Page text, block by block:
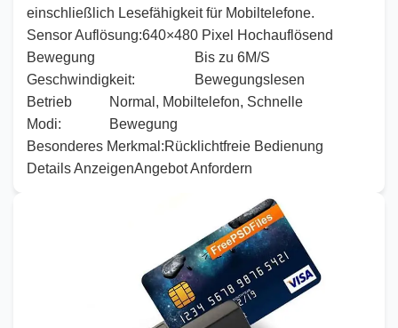
einschließlich Lesefähigkeit für Mobiltelefone.
SensorAuflösung:640×480 Pixel Hochauflösend
Bewegung
Geschwindigkeit:
Bis zu6M/S
Bewegungslesen
Betrieb
Modi:
Normal, Mobiltelefon, Schnelle
Bewegung
Besonderes Merkmal:Rücklichtfreie Bedienung
Details AnzeigenAngebot Anfordern